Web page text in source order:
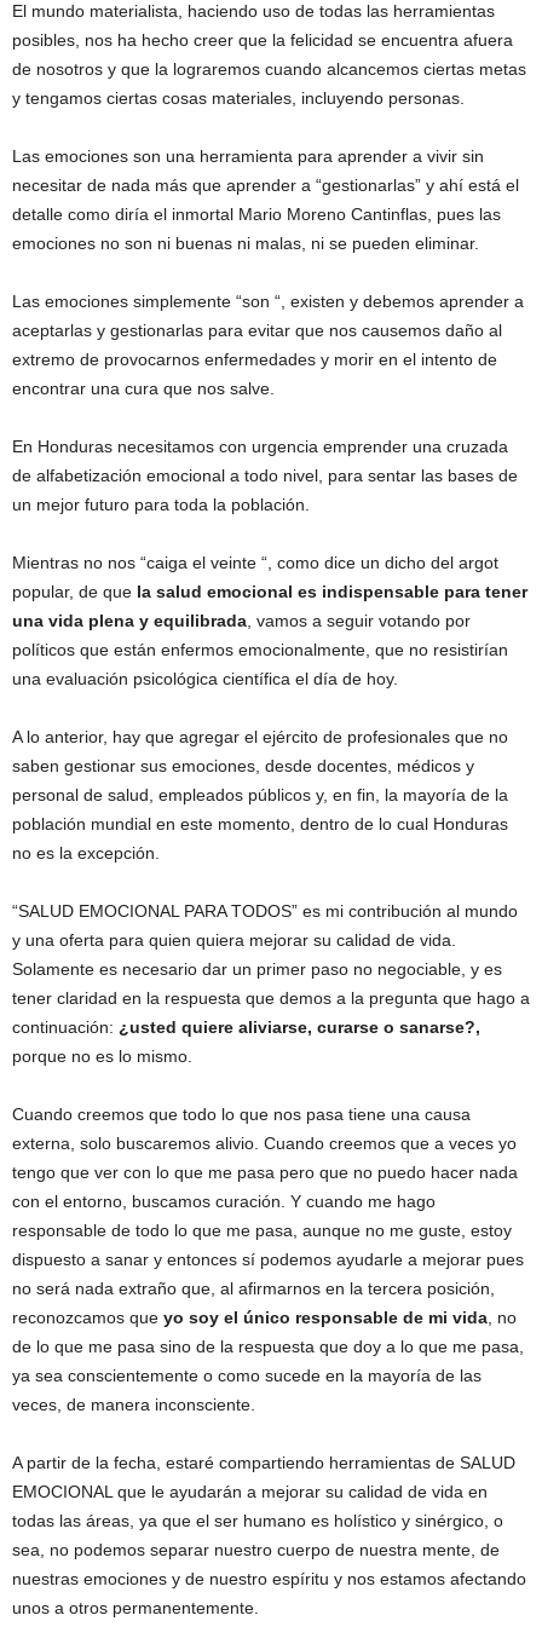
El mundo materialista, haciendo uso de todas las herramientas
posibles, nos ha hecho creer que la felicidad se encuentra afuera
de nosotros y que la lograremos cuando alcancemos ciertas metas
y tengamos ciertas cosas materiales, incluyendo personas.
Las emociones son una herramienta para aprender a vivir sin
necesitar de nada más que aprender a “gestionarlas” y ahí está el
detalle como diría el inmortal Mario Moreno Cantinflas, pues las
emociones no son ni buenas ni malas, ni se pueden eliminar.
Las emociones simplemente “son “, existen y debemos aprender a
aceptarlas y gestionarlas para evitar que nos causemos daño al
extremo de provocarnos enfermedades y morir en el intento de
encontrar una cura que nos salve.
En Honduras necesitamos con urgencia emprender una cruzada
de alfabetización emocional a todo nivel, para sentar las bases de
un mejor futuro para toda la población.
Mientras no nos “caiga el veinte “, como dice un dicho del argot
popular, de que la salud emocional es indispensable para tener
una vida plena y equilibrada, vamos a seguir votando por
políticos que están enfermos emocionalmente, que no resistirían
una evaluación psicológica científica el día de hoy.
A lo anterior, hay que agregar el ejército de profesionales que no
saben gestionar sus emociones, desde docentes, médicos y
personal de salud, empleados públicos y, en fin, la mayoría de la
población mundial en este momento, dentro de lo cual Honduras
no es la excepción.
“SALUD EMOCIONAL PARA TODOS” es mi contribución al mundo
y una oferta para quien quiera mejorar su calidad de vida.
Solamente es necesario dar un primer paso no negociable, y es
tener claridad en la respuesta que demos a la pregunta que hago a
continuación: ¿usted quiere aliviarse, curarse o sanarse?,
porque no es lo mismo.
Cuando creemos que todo lo que nos pasa tiene una causa
externa, solo buscaremos alivio. Cuando creemos que a veces yo
tengo que ver con lo que me pasa pero que no puedo hacer nada
con el entorno, buscamos curación. Y cuando me hago
responsable de todo lo que me pasa, aunque no me guste, estoy
dispuesto a sanar y entonces sí podemos ayudarle a mejorar pues
no será nada extraño que, al afirmarnos en la tercera posición,
reconozcamos que yo soy el único responsable de mi vida, no
de lo que me pasa sino de la respuesta que doy a lo que me pasa,
ya sea conscientemente o como sucede en la mayoría de las
veces, de manera inconsciente.
A partir de la fecha, estaré compartiendo herramientas de SALUD
EMOCIONAL que le ayudarán a mejorar su calidad de vida en
todas las áreas, ya que el ser humano es holístico y sinérgico, o
sea, no podemos separar nuestro cuerpo de nuestra mente, de
nuestras emociones y de nuestro espíritu y nos estamos afectando
unos a otros permanentemente.